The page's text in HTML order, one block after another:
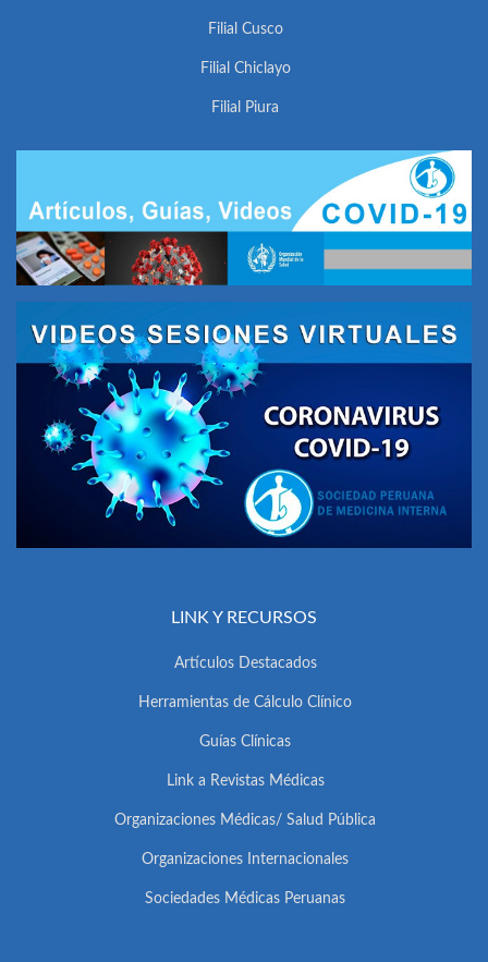
Filial Cusco
Filial Chiclayo
Filial Piura
LINK Y RECURSOS
Artículos Destacados
Herramientas de Cálculo Clínico
Guías Clínicas
Link a Revistas Médicas
Organizaciones Médicas/ Salud Pública
Organizaciones Internacionales
Sociedades Médicas Peruanas